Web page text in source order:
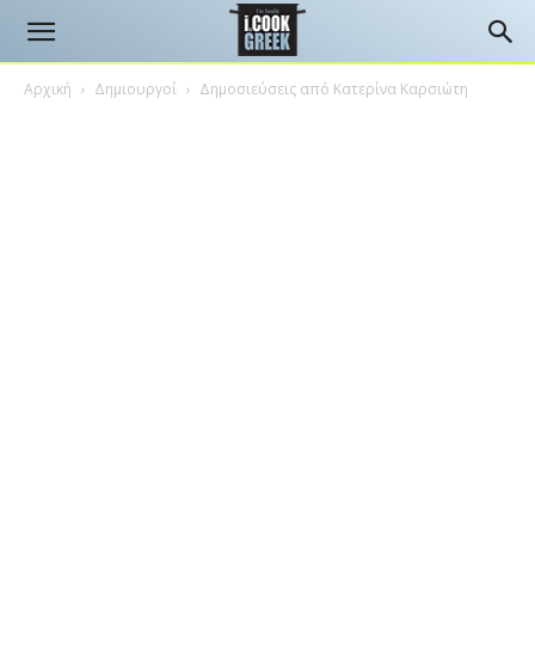
Αρχική Δημιουργοί Δημοσιεύσεις από Κατερίνα Καρσιώτη